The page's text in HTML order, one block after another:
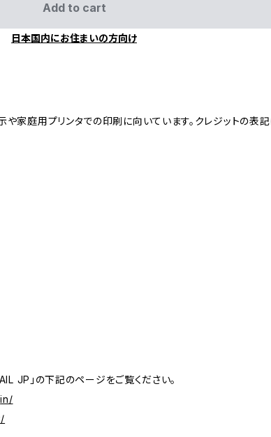
Add to cart
日本国内にお住まいの方向け
や家庭用プリンタでの印刷に向いています。クレジットの表
JP」の下記のページをご覧ください。